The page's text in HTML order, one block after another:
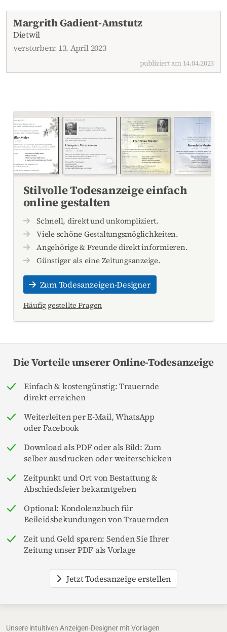
Aktuelle Todesanzeigen
Margrith Gadient-Amstutz
Dietwil
verstorben: 13. April 2023
publiziert am 14.04.2023
Stilvolle Todesanzeige einfach
online gestalten
Schnell, direkt und unkompliziert.
Viele schöne Gestaltungsmöglichkeiten.
Angehörige & Freunde direkt informieren.
Günstiger als eine Zeitungsanzeige.
Zum Todesanzeigen-Designer
Häufig gestellte Fragen
Die Vorteile unserer Online-Todesanzeige
Einfach & kostengünstig: Trauernde
direkt erreichen
Weiterleiten per E-Mail, WhatsApp
oder Facebook
Download als PDF oder als Bild: Zum
selber ausdrucken oder weiterschicken
Zeitpunkt und Ort von Bestattung &
Abschiedsfeier bekanntgeben
Optional: Kondolenzbuch für
Beileidsbekundungen von Trauernden
Zeit und Geld sparen: Senden Sie Ihrer
Zeitung unser PDF als Vorlage
Jetzt Todesanzeige erstellen
Unsere intuitiven Anzeigen-Designer mit Vorlagen